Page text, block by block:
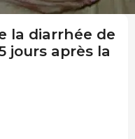
la diarrhée de
jours après la